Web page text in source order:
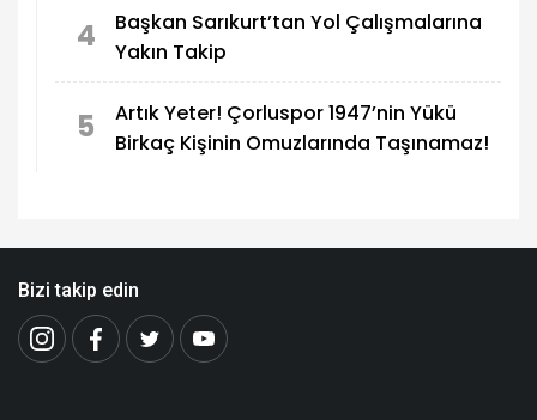
4
Başkan Sarıkurt’tan Yol Çalışmalarına
Yakın Takip
5
Artık Yeter! Çorluspor 1947’nin Yükü
Birkaç Kişinin Omuzlarında Taşınamaz!
Bizi takip edin